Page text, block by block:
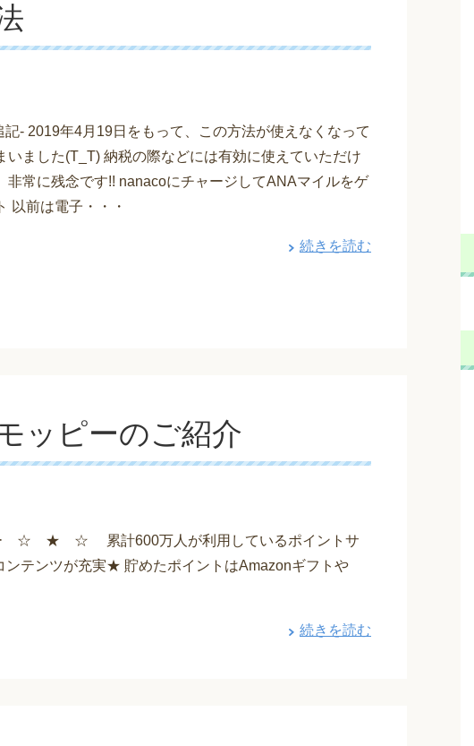
記- 2019年4月19日をもって、この方法が使えなくなって
いました(T_T) 納税の際などには有効に使えていただけ
非常に残念です!! nanacoにチャージしてANAマイルをゲ
以前は電子・・・
続きを読む
ッピーのご紹介
★ ☆ 累計600万人が利用しているポイントサ
テンツが充実★ 貯めたポイントはAmazonギフトや
続きを読む